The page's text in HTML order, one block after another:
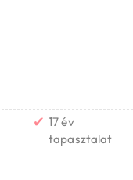
✔ 17 év
tapasztalat